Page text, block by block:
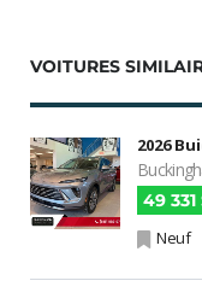
VOITURES
2026
49 331
Neuf